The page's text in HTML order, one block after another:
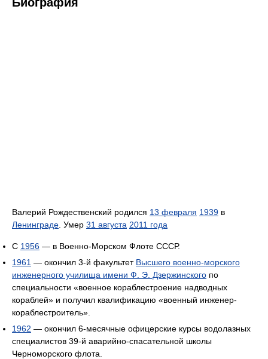
Валерий Рождественский родился 13 февраля 1939 в
Ленинграде . Умер 31 августа 2011 года
С 1956 — в Военно-Морском Флоте СССР.
1961 — окончил 3-й факультет Высшего военно-морского
инженерного училища имени Ф. Э. Дзержинского по
специальности «военное кораблестроение надводных
кораблей» и получил квалификацию «военный инженер-
кораблестроитель».
1962 — окончил 6-месячные офицерские курсы водолазных
специалистов 39-й аварийно-спасательной школы
Черноморского флота.